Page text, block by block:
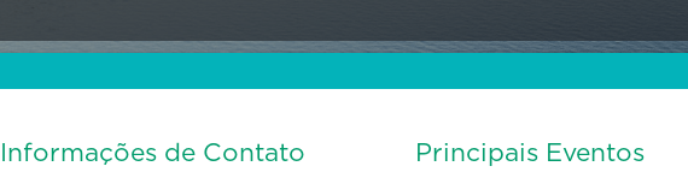
Informações de Contato Principais Eventos